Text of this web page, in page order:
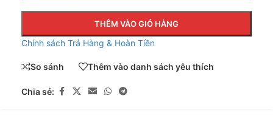
THÊM VÀO GIỎ HÀNG
Chính sách Trả Hàng & Hoàn Tiền
So sánh Thêm vào danh sách yêu thích
Chia sẻ: